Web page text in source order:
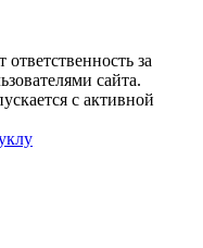
за
сайта.
с активной